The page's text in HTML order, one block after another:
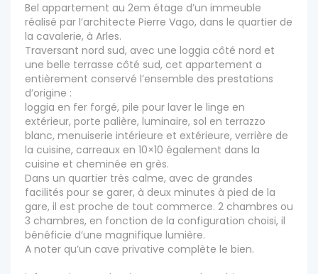
Bel appartement au 2em étage d’un immeuble
réalisé par l’architecte Pierre Vago, dans le quartier de
la cavalerie, à Arles.
Traversant nord sud, avec une loggia côté nord et
une belle terrasse côté sud, cet appartement a
entièrement conservé l’ensemble des prestations
d’origine :
loggia en fer forgé, pile pour laver le linge en
extérieur, porte palière, luminaire, sol en terrazzo
blanc, menuiserie intérieure et extérieure, verrière de
la cuisine, carreaux en 10×10 également dans la
cuisine et cheminée en grès.
Dans un quartier très calme, avec de grandes
facilités pour se garer, à deux minutes à pied de la
gare, il est proche de tout commerce. 2 chambres ou
3 chambres, en fonction de la configuration choisi, il
bénéficie d’une magnifique lumière.
A noter qu’un cave privative complète le bien.